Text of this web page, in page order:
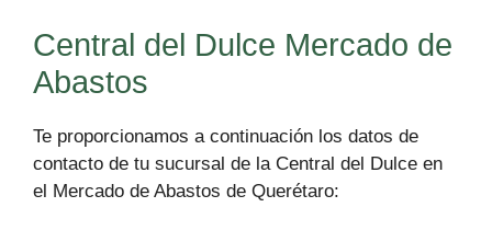
Central del Dulce Mercado de
Abastos
Te proporcionamos a continuación los datos de
contacto de tu sucursal de la Central del Dulce en
el Mercado de Abastos de Querétaro: